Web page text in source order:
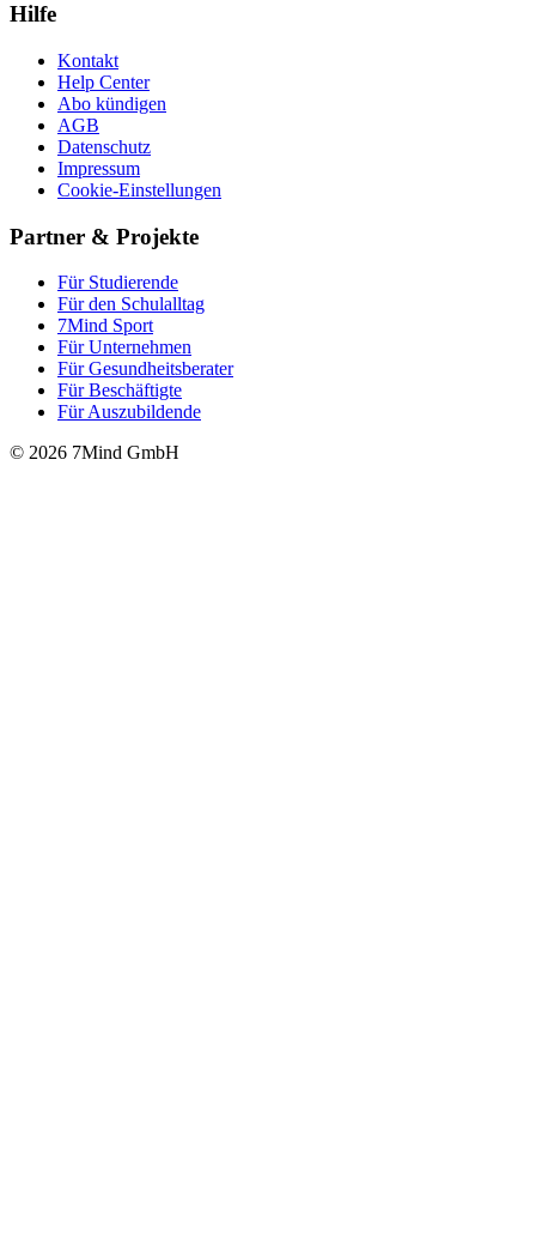
Hilfe
Kontakt
Help Center
Abo kündigen
AGB
Datenschutz
Impressum
Cookie-Einstellungen
Partner & Projekte
Für Stu­die­rende
Für den Schulalltag
7Mind Sport
Für Unter­neh­men
Für Gesund­heits­be­ra­ter
Für Beschäftigte
Für Auszubildende
© 2026 7Mind GmbH